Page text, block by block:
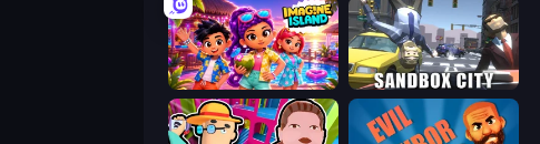
Imagine Island Sandbox City